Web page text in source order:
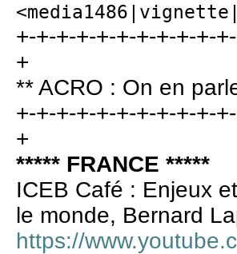
+-+-+-+-+-+-+-+-+-+-
+
** ACRO : On en
+-+-+-+-+-+-+-+-+-+-
+
***** FRANCE *****
ICEB Café : Enjeux
le monde, Bernard
https://